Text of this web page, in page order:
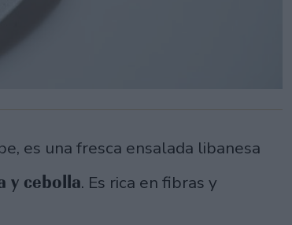
es una fresca ensalada libanesa
y cebolla. Es rica en fibras y